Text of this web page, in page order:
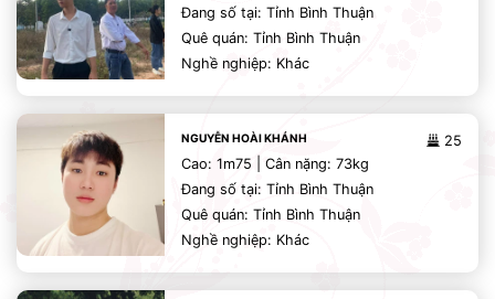
Đang số tại: Tỉnh Bình Thuận
Quê quán: Tỉnh Bình Thuận
Nghề nghiệp: Khác
25
NGUYỄN HOÀI KHÁNH
Cao: 1m75 | Cân nặng: 73kg
Đang số tại: Tỉnh Bình Thuận
Quê quán: Tỉnh Bình Thuận
Nghề nghiệp: Khác